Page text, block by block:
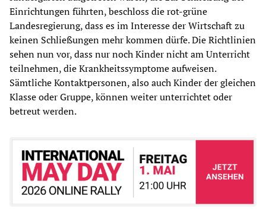
Einrichtungen führten, beschloss die rot-grüne
Landesregierung, dass es im Interesse der Wirtschaft zu
keinen Schließungen mehr kommen dürfe. Die Richtlinien
sehen nun vor, dass nur noch Kinder nicht am Unterricht
teilnehmen, die Krankheitssymptome aufweisen.
Sämtliche Kontaktpersonen, also auch Kinder der gleichen
Klasse oder Gruppe, können weiter unterrichtet oder
betreut werden.